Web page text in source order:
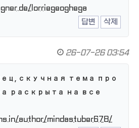
lorriegeoghega
답변
삭제
26-07-26 03:54
скучная тема про
раскрыта на все
author/mindastuber678/